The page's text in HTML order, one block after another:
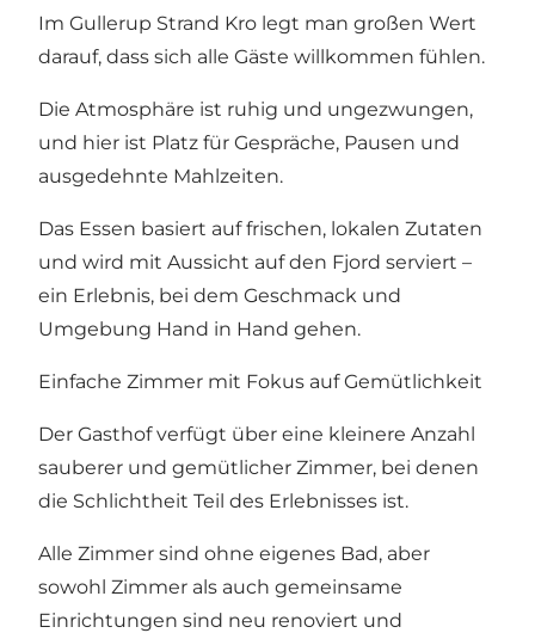
Im Gullerup Strand Kro legt man großen Wert
darauf, dass sich alle Gäste willkommen fühlen.
Die Atmosphäre ist ruhig und ungezwungen,
und hier ist Platz für Gespräche, Pausen und
ausgedehnte Mahlzeiten.
Das Essen basiert auf frischen, lokalen Zutaten
und wird mit Aussicht auf den Fjord serviert –
ein Erlebnis, bei dem Geschmack und
Umgebung Hand in Hand gehen.
Einfache Zimmer mit Fokus auf Gemütlichkeit
Der Gasthof verfügt über eine kleinere Anzahl
sauberer und gemütlicher Zimmer, bei denen
die Schlichtheit Teil des Erlebnisses ist.
Alle Zimmer sind ohne eigenes Bad, aber
sowohl Zimmer als auch gemeinsame
Einrichtungen sind neu renoviert und